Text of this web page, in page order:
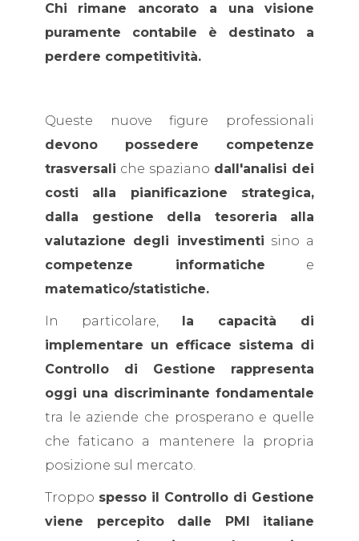
Chi rimane ancorato a una visione
puramente contabile è destinato a
perdere competitività.
Queste nuove figure professionali
devono possedere competenze
trasversali che spaziano dall'analisi dei
costi alla pianificazione strategica,
dalla gestione della tesoreria alla
valutazione degli investimenti sino a
competenze informatiche e
matematico/statistiche.
In particolare,
la capacità di
implementare un efficace sistema di
Controllo di Gestione rappresenta
oggi una discriminante fondamentale
tra le aziende che prosperano e quelle
che faticano a mantenere la propria
posizione sul mercato.
Troppo spesso il Controllo di Gestione
viene percepito dalle PMI italiane